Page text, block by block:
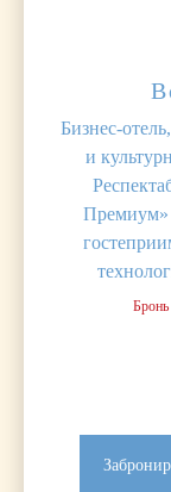
Бизнес-
и
Премиум»